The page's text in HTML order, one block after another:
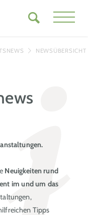
NEWSÜBERSICHT
Neuigkeiten rund
im und um das
Tipps